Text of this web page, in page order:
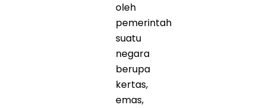
oleh
pemerintah
suatu
negara
berupa
kertas,
emas,